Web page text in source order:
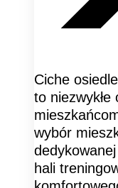
Ciche
to
wybór
hali